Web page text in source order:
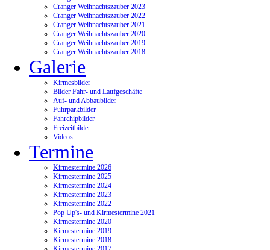
Cranger Weihnachtszauber 2023
Cranger Weihnachtszauber 2022
Cranger Weihnachtszauber 2021
Cranger Weihnachtszauber 2020
Cranger Weihnachtszauber 2019
Cranger Weihnachtszauber 2018
Galerie
Kirmesbilder
Bilder Fahr- und Laufgeschäfte
Auf- und Abbaubilder
Fuhrparkbilder
Fahrchipbilder
Freizeitbilder
Videos
Termine
Kirmestermine 2026
Kirmestermine 2025
Kirmestermine 2024
Kirmestermine 2023
Kirmestermine 2022
Pop Up's- und Kirmestermine 2021
Kirmestermine 2020
Kirmestermine 2019
Kirmestermine 2018